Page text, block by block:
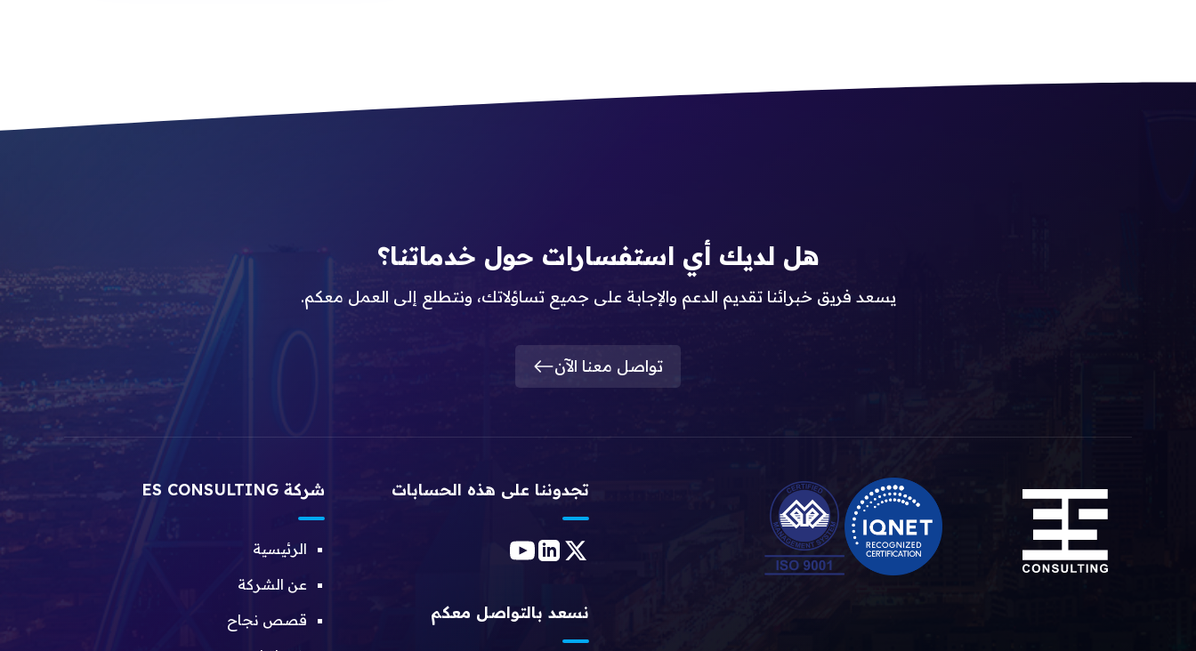
هل لديك أي استفسارات حول خدماتنا؟
يسعد فريق خبرائنا تقديم الدعم والإجابة على جميع تساؤلاتك، ونتطلع إلى العمل معكم.
تواصل معنا الآن
تجدوننا على هذه الحسابات
نسعد بالتواصل معكم
شركة ES CONSULTING
الرئيسية
عن الشركة
قصص نجاح